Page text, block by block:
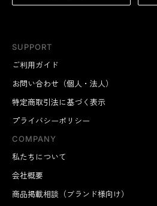
SUPPORT
ご利用ガイド
お問い合わせ（個人・法人）
特定商取引法に基づく表示
プライバシーポリシー
COMPANY
私たちについて
会社概要
商品掲載相談（ブランド様向け）